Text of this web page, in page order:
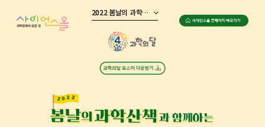
본문 바로가기
주메뉴 바로가기
하단 바로가기
2022 봄날의 과학산책